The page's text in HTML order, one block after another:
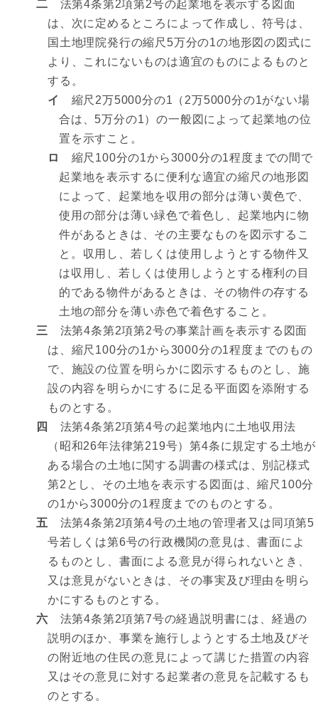
二 法第4条第2項第2号の起業地を表示する図面
は、次に定めるところによって作成し、符号は、
国土地理院発行の縮尺5万分の1の地形図の図式に
より、これにないものは適宜のものによるものと
する。
イ
縮尺2万5000分の1（2万5000分の1がない場
合は、5万分の1）の一般図によって起業地の位
置を示すこと。
ロ
縮尺100分の1から3000分の1程度までの間で
起業地を表示するに便利な適宜の縮尺の地形図
によって、起業地を収用の部分は薄い黄色で、
使用の部分は薄い緑色で着色し、起業地内に物
件があるときは、その主要なものを図示するこ
と。収用し、若しくは使用しようとする物件又
は収用し、若しくは使用しようとする権利の目
的である物件があるときは、その物件の存する
土地の部分を薄い赤色で着色すること。
三
法第4条第2項第2号の事業計画を表示する図面
は、縮尺100分の1から3000分の1程度までのもの
で、施設の位置を明らかに図示するものとし、施
設の内容を明らかにするに足る平面図を添附する
ものとする。
四
法第4条第2項第4号の起業地内に土地収用法
（昭和26年法律第219号）第4条に規定する土地が
ある場合の土地に関する調書の様式は、別記様式
第2とし、その土地を表示する図面は、縮尺100分
の1から3000分の1程度までのものとする。
五 法第4条第2項第4号の土地の管理者又は同項第5
号若しくは第6号の行政機関の意見は、書面によ
るものとし、書面による意見が得られないとき、
又は意見がないときは、その事実及び理由を明ら
かにするものとする。
六 法第4条第2項第7号の経過説明書には、経過の
説明のほか、事業を施行しようとする土地及びそ
の附近地の住民の意見によって講じた措置の内容
又はその意見に対する起業者の意見を記載するも
のとする。